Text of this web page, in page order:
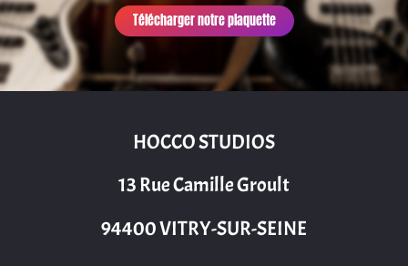
Télécharger notre plaquette
HOCCO STUDIOS
13 Rue Camille Groult
94400 VITRY-SUR-SEINE